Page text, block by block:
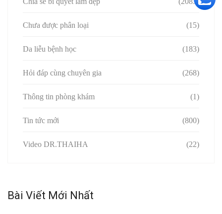
Chưa được phân loại (15)
Da liễu bệnh học (183)
Hỏi đáp cùng chuyên gia (268)
Thông tin phòng khám (1)
Tin tức mới (800)
Video DR.THAIHA (22)
Bài Viết Mới Nhất